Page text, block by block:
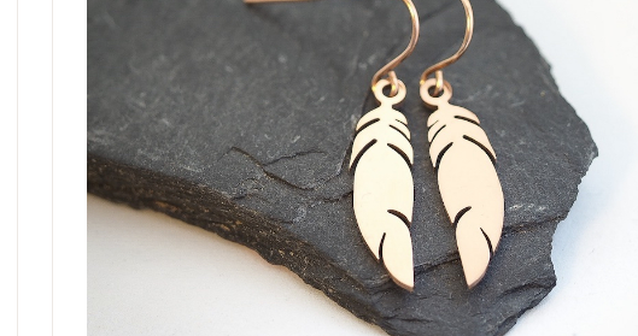
Ketten ohne Anhänger
Gutschein
2. Wahl
Sale %